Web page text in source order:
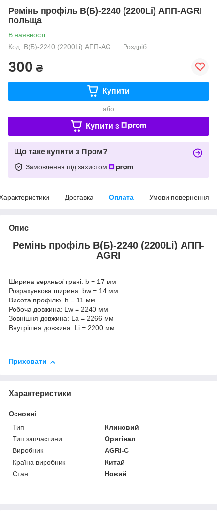
Ремінь профіль В(Б)-2240 (2200Li) АПП-AGRI
польща
В наявності
Код: В(Б)-2240 (2200Li) АПП-AG
Роздріб
300 ₴
Купити
або
Купити з
Що таке купити з Пром?
Замовлення під захистом
Доставка Оплата Умови повернення
Опис
Ремінь профіль В(Б)-2240 (2200Li) АПП-
AGRI
Ширина верхньої грані: b = 17 мм
Розрахункова ширина: bw = 14 мм
Висота профілю: h = 11 мм
Робоча довжина: Lw = 2240 мм
Зовнішня довжина: La = 2266 мм
Внутрішня довжина: Li = 2200 мм
Приховати
Характеристики
Основні
Тип
Клиновий
Тип запчастини
Оригінал
Виробник
AGRI-C
Країна виробник
Китай
Стан
Новий